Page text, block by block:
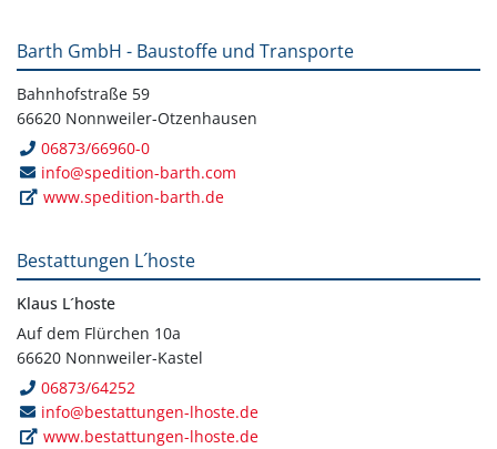
Barth GmbH - Baustoffe und Transporte
Bahnhofstraße 59
66620 Nonnweiler-Otzenhausen
06873/66960-0
info@spedition-barth.com
www.spedition-barth.de
Bestattungen L´hoste
Klaus L´hoste
Auf dem Flürchen 10a
66620 Nonnweiler-Kastel
06873/64252
info@bestattungen-lhoste.de
www.bestattungen-lhoste.de